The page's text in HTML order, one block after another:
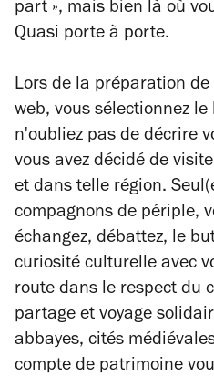
part », mais bien là où
Quasi porte à porte.
Lors de la préparation
web, vous sélectionnez
n'oubliez pas de décrire
vous avez décidé de
et dans telle région.
compagnons de périple,
échangez, débattez, le
curiosité culturelle avec
route dans le respect du
partage et voyage
abbayes, cités
compte de patrimoine